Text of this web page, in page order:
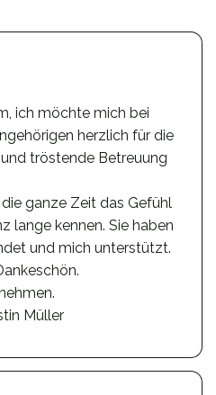
ich möchte mich bei
herzlich für die
tröstende Betreuung
ganze Zeit das Gefühl
lange kennen. Sie haben
und mich unterstützt.
Müller